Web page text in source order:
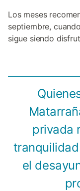
Los meses
septiembre,
sigue siendo
privada
el